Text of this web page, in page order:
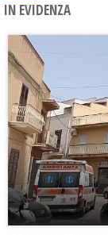
IN EVIDENZA